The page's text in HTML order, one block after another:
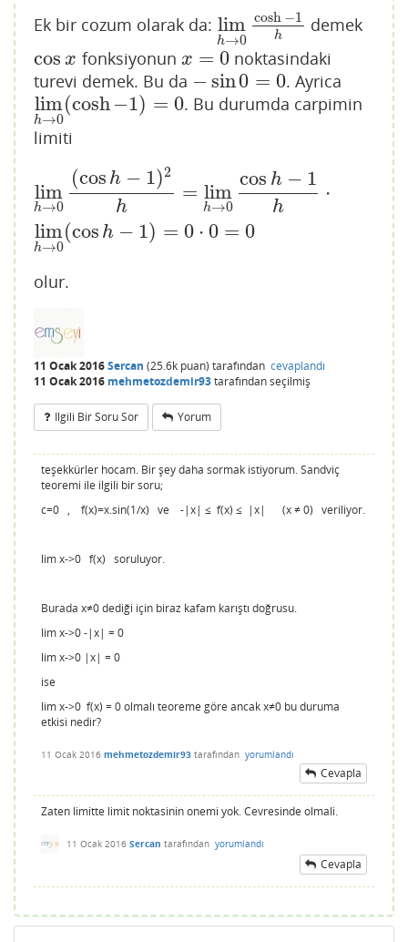
Ek bir cozum olarak da: lim
h→0
cosh −1
h
limh →0cosh−1h
demek
cos x
cos x fonksiyonun x = 0
x= 0
noktasindaki
turevi demek. Bu da −sin0 = 0
−sin0=0 . Ayrica
lim
h→0
(cosh −1) = 0
limh→0(cosh−1 )=0 . Bu durumda carpimin
limiti
lim
h→0
(cos h − 1)2
h
= lim
h→0
cos h − 1
h
⋅
lim
h→0
(cos h − 1) = 0 ⋅ 0 = 0
→0(cos h− 1)2h 0cosh −1h⋅ cos
olur.
11 Ocak 2016Sercan (25.6k puan) tarafından cevaplandı
11 Ocak 2016 mehmetozdemir93tarafındanseçilmiş
Ilgili Bir Soru Sor Yorum
teşekkürler hocam. Bir şey daha sormak istiyorum. Sandviç
teoremi ile ilgili bir soru;
c=0 , f(x)=x.sin(1/x) ve -|x| ≤ f(x) ≤ |x| (x ≠ 0) veriliyor.
lim x->0 f(x) soruluyor.
Burada x≠0 dediği için biraz kafam karıştı doğrusu.
lim x->0 -|x| = 0
lim x->0 |x| = 0
ise
lim x->0 f(x) = 0 olmalı teoreme göre ancak x≠0 bu duruma
etkisi nedir?
11 Ocak 2016 mehmetozdemir93 tarafından yorumlandı
Cevapla
Zaten limitte limit noktasinin onemi yok. Cevresinde olmali.
11 Ocak 2016 Sercan tarafından yorumlandı
Cevapla